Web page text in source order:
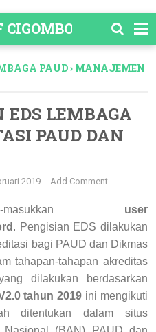
PAUD› MANAJEMEN
EDS LEMBAGA
PAUD DAN
2019 Add Comment
masukkan user
. Pengisian EDS dilakukan
bagi PAUD dan Dikmas
tahapan-tahapan akreditas
dilakukan berdasarkan
tahun 2019 ini mengikuti
ditentukan dalam situs